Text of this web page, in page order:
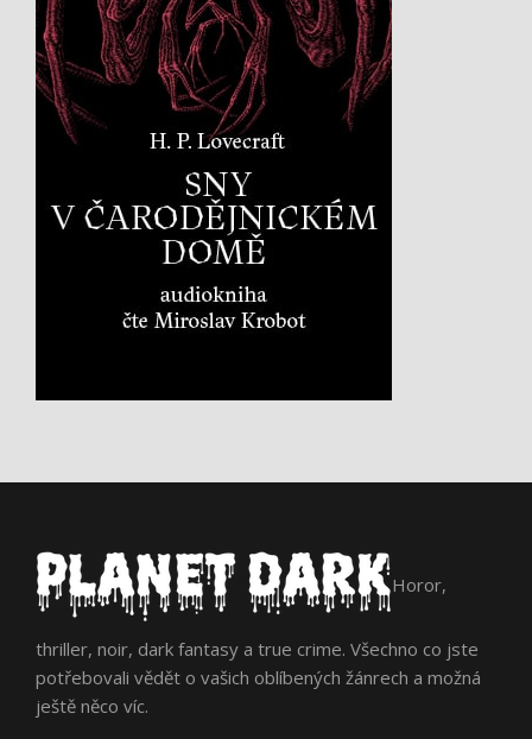
Horor,
thriller, noir, dark fantasy a true crime. Všechno co jste
potřebovali vědět o vašich oblíbených žánrech a možná
ještě něco víc.